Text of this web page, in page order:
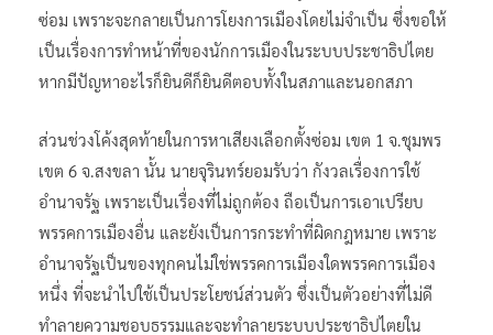
ซ่อม เพราะจะกลายเป็นการโยงการเมืองโดยไม่จำเป็น ซึ่งขอให้
เป็นเรื่องการทำหน้าที่ของนักการเมืองในระบบประชาธิปไตย
หากมีปัญหาอะไรก็ยินดีก็ยินดีตอบทั้งในสภาและนอกสภา
ส่วนช่วงโค้งสุดท้ายในการหาเสียงเลือกตั้งซ่อม เขต 1 จ.ชุมพร
เขต 6 จ.สงขลา นั้น นายจุรินทร์ยอมรับว่า กังวลเรื่องการใช้
อำนาจรัฐ เพราะเป็นเรื่องที่ไม่ถูกต้อง ถือเป็นการเอาเปรียบ
พรรคการเมืองอื่น และยังเป็นการกระทำที่ผิดกฎหมาย เพราะ
อำนาจรัฐเป็นของทุกคนไม่ใช่พรรคการเมืองใดพรรคการเมือง
หนึ่ง ที่จะนำไปใช้เป็นประโยชน์ส่วนตัว ซึ่งเป็นตัวอย่างที่ไม่ดี
ทำลายความชอบธรรมและจะทำลายระบบประชาธิปไตยใน